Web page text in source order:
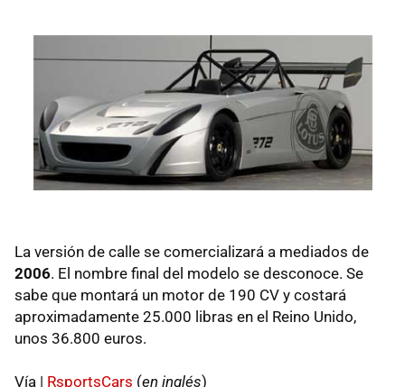
La versión de calle se comercializará a mediados de
2006. El nombre final del modelo se desconoce. Se
sabe que montará un motor de 190 CV y costará
aproximadamente 25.000 libras en el Reino Unido,
unos 36.800 euros.
Vía | RsportsCars (en inglés)